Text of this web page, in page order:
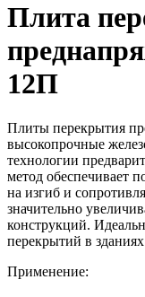
Плита
12П
Плиты перекрытия
высокопрочные
технологии
метод обеспечивает
на изгиб и
значительно
конструкций.
перекрытий в
Применение: